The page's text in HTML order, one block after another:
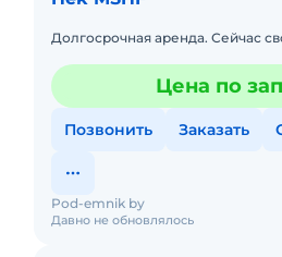
Долгосрочная аренда. Сейчас
Цена по
Позвонить Заказать
Давно не обновлялось
Pod-emnik by